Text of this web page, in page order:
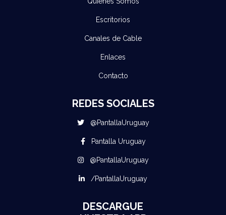
Escritorios
Canales de Cable
Enlaces
Contacto
REDES SOCIALES
@PantallaUruguay
Pantalla Uruguay
@PantallaUruguay
/PantallaUruguay
DESCARGUE